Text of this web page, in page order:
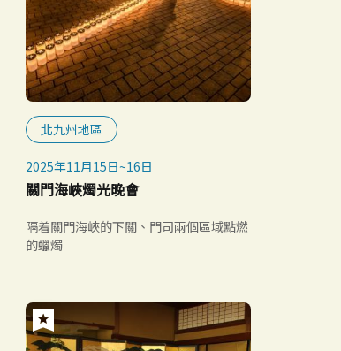
北九州地區
2025年11月15日~16日
關門海峽燭光晚會
隔着關門海峽的下關、門司兩個區域點燃
的蠟燭